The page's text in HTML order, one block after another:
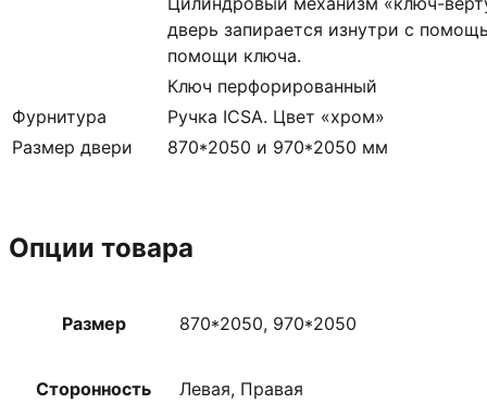
дверь запирается изнутри с
помощи ключа.
Ключ перфорированный
Фурнитура
Ручка ICSA. Цвет «хром»
Размер двери
870*2050 и 970*2050 мм
Опции товара
Размер 870*2050, 970*2050
Сторонность Левая, Правая